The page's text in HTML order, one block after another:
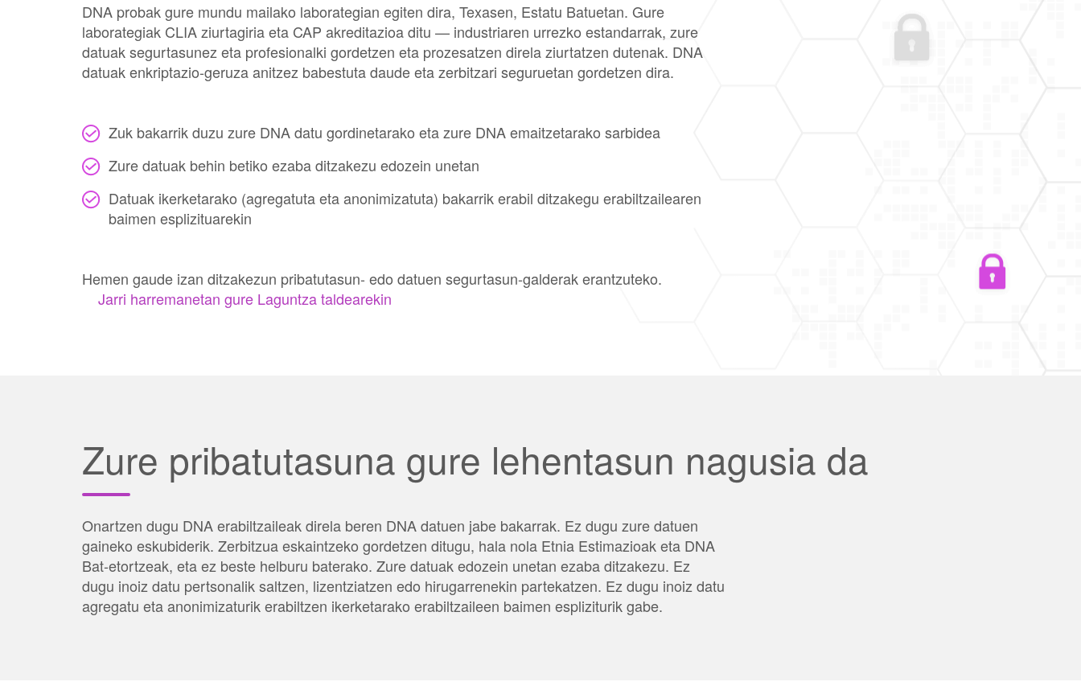
DNA probak gure mundu mailako laborategian egiten dira, Texasen, Estatu Batuetan. Gure
laborategiak CLIA ziurtagiria eta CAP akreditazioa ditu — industriaren urrezko estandarrak, zure
datuak segurtasunez eta profesionalki gordetzen eta prozesatzen direla ziurtatzen dutenak. DNA
datuak enkriptazio-geruza anitzez babestuta daude eta zerbitzari seguruetan gordetzen dira.
Zuk bakarrik duzu zure DNA datu gordinetarako eta zure DNA emaitzetarako sarbidea
Zure datuak behin betiko ezaba ditzakezu edozein unetan
Datuak ikerketarako (agregatuta eta anonimizatuta) bakarrik erabil ditzakegu erabiltzailearen
baimen esplizituarekin
Hemen gaude izan ditzakezun pribatutasun- edo datuen segurtasun-galderak erantzuteko.
Jarri harremanetan gure Laguntza taldearekin
Zure pribatutasuna gure lehentasun nagusia da
Onartzen dugu DNA erabiltzaileak direla beren DNA datuen jabe bakarrak. Ez dugu zure datuen
gaineko eskubiderik. Zerbitzua eskaintzeko gordetzen ditugu, hala nola Etnia Estimazioak eta DNA
Bat-etortzeak, eta ez beste helburu baterako. Zure datuak edozein unetan ezaba ditzakezu. Ez
dugu inoiz datu pertsonalik saltzen, lizentziatzen edo hirugarrenekin partekatzen. Ez dugu inoiz datu
agregatu eta anonimizaturik erabiltzen ikerketarako erabiltzaileen baimen espliziturik gabe.